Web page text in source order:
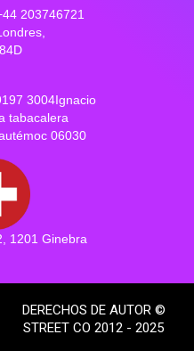
203746721
3004Ignacio
tabacalera
06030
1201 Ginebra
DERECHOS DE AUTOR ©
STREET CO 2012 - 2025